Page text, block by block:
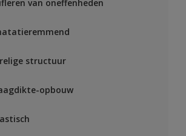
van oneffenheden
structuur
opbouw